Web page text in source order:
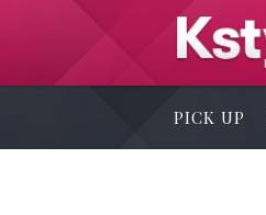
PICK UP